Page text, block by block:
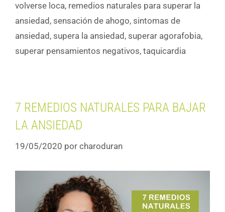
volverse loca, remedios naturales para superar la
ansiedad , sensación de ahogo, sintomas de
ansiedad , supera la ansiedad , superar agorafobia,
superar pensamientos negativos, taquicardia
7 REMEDIOS NATURALES PARA BAJAR
LA ANSIEDAD
19/05/2020 por charoduran